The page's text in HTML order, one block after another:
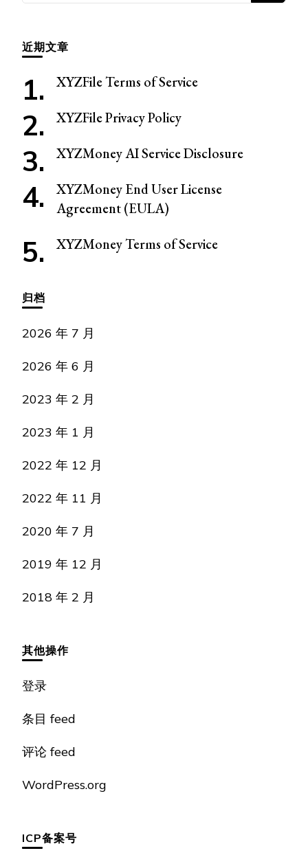
西
近期文章
XYZFile Terms of Service
XYZFile Privacy Policy
XYZMoney AI Service Disclosure
XYZMoney End User License
Agreement (EULA)
XYZMoney Terms of Service
归档
2026 年 7 月
2026 年 6 月
2023 年 2 月
2023 年 1 月
2022 年 12 月
2022 年 11 月
2020 年 7 月
2019 年 12 月
2018 年 2 月
其他操作
登录
条目 feed
评论 feed
WordPress.org
ICP备案号